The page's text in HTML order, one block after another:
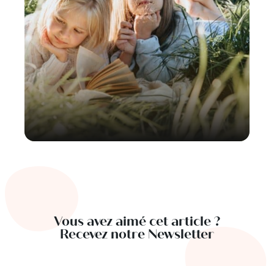
Vous avez aimé cet article ?
Recevez notre Newsletter